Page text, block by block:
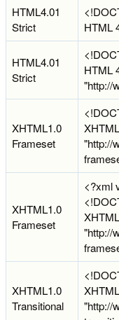
HTML4.01
Strict
HTML
HTML4.01
Strict
HTML
"http://
XHTML1.0
Frameset
"http://
XHTML1.0
Frameset
<?xml
"http://
XHTML1.0
Transitional
"http://